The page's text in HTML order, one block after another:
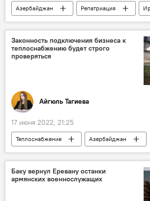
Азербайджан Репатриация
Сирия
Законность подключения бизнеса к
теплоснабжению будет строго
проверяться
Айгюль Тагиева
17 июня 2022, 21:25
Теплоснабжение Азербайджан
Баку вернул Еревану останки
армянских военнослужащих